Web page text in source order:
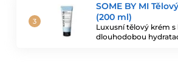
SOME BY MI
(200 ml)
Luxusní tělový krém
dlouhodobou